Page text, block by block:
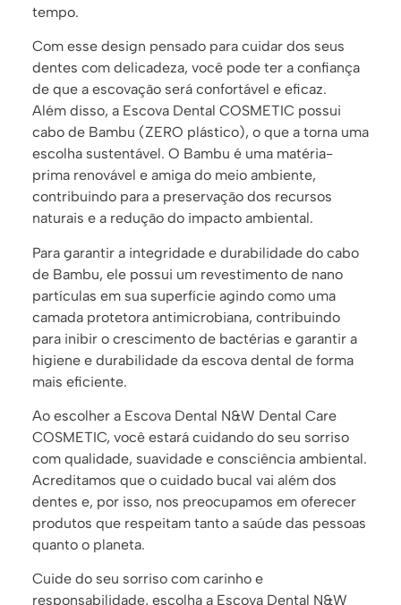
tempo.
Com esse design pensado para cuidar dos seus
dentes com delicadeza, você pode ter a confiança
de que a escovação será confortável e eficaz.
Além disso, a Escova Dental COSMETIC possui
cabo de Bambu (ZERO plástico), o que a torna uma
escolha sustentável. O Bambu é uma matéria-
prima renovável e amiga do meio ambiente,
contribuindo para a preservação dos recursos
naturais e a redução do impacto ambiental.
Para garantir a integridade e durabilidade do cabo
de Bambu, ele possui um revestimento de nano
partículas em sua superfície agindo como uma
camada protetora antimicrobiana, contribuindo
para inibir o crescimento de bactérias e garantir a
higiene e durabilidade da escova dental de forma
mais eficiente.
Ao escolher a Escova Dental N&W Dental Care
COSMETIC, você estará cuidando do seu sorriso
com qualidade, suavidade e consciência ambiental.
Acreditamos que o cuidado bucal vai além dos
dentes e, por isso, nos preocupamos em oferecer
produtos que respeitam tanto a saúde das pessoas
quanto o planeta.
Cuide do seu sorriso com carinho e
responsabilidade, escolha a Escova Dental N&W